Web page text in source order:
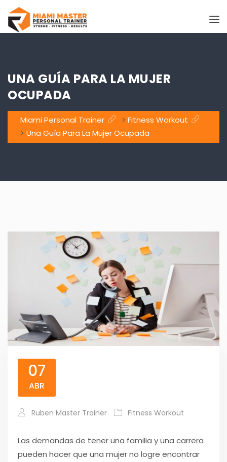
UNA GUÍA PARA LA MUJER
OCUPADA
Miami Personal Trainer > Fitness Workout
> Una Guía Para La Mujer Ocupada
07
ABR
Ruben Master Trainer Fitness Workout
Las demandas de tener una familia y una carrera
pueden hacer que una mujer no logre encontrar